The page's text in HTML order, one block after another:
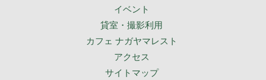
イベント
貸室・撮影利用
カフェ ナガヤマレスト
アクセス
サイトマップ